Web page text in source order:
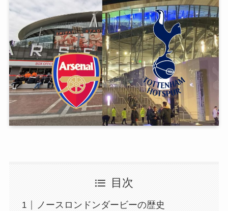
目次
ノースロンドンダービーの歴史